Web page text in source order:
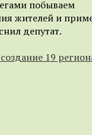
побываем
жителей и
депутат.
19